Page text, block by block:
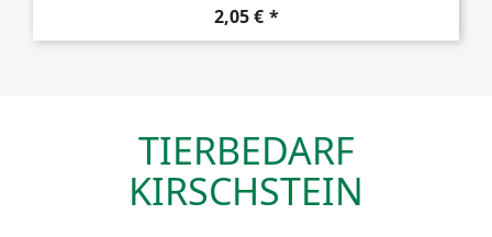
Preis
2,05 €
TIERBEDARF
KIRSCHSTEIN